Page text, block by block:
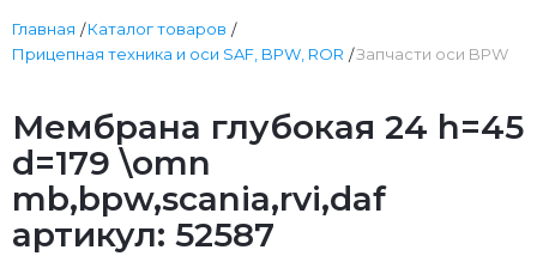
Главная
Каталог товаров
Прицепная техника и оси SAF, BPW, ROR
Запчасти оси BPW
Мембрана глубокая 24 h=45
d=179 \omn
mb,bpw,scania,rvi,daf
артикул: 52587